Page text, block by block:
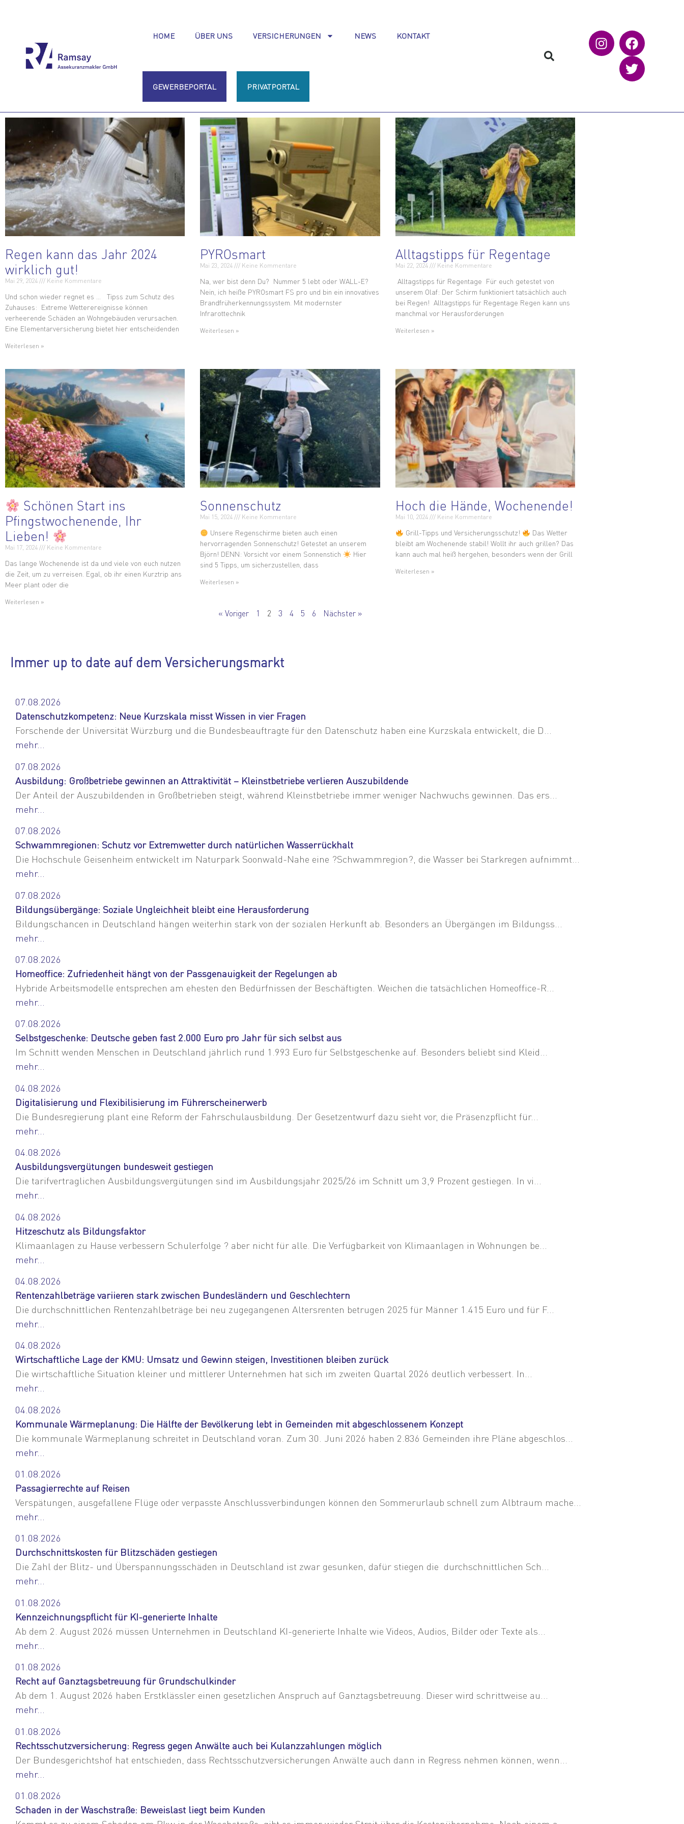
HOME ÜBER UNS VERSICHERUNGEN NEWS KONTAKT
GEWERBEPORTAL PRIVATPORTAL
Regen kann das Jahr 2024
wirklich gut!
Mai 29, 2024 Keine Kommentare
Und schon wieder regnet es … Tipss zum Schutz des
Zuhauses: Extreme Wetterereignisse können
verheerende Schäden an Wohngebäuden verursachen.
Eine Elementarversicherung bietet hier entscheidenden
Weiterlesen »
PYROsmart
Mai 23, 2024 Keine Kommentare
Na, wer bist denn Du? Nummer 5 lebt oder WALL-E?
Nein, ich heiße PYROsmart FS pro und bin ein innovatives
Brandfrüherkennungssystem. Mit modernster
Infrarottechnik
Weiterlesen »
Alltagstipps für Regentage
Mai 22, 2024 Keine Kommentare
Alltagstipps für Regentage Für euch getestet von
unserem Olaf: Der Schirm funktioniert tatsächlich auch
bei Regen! Alltagstipps für Regentage Regen kann uns
manchmal vor Herausforderungen
Weiterlesen »
Schönen Start ins
Pfingstwochenende, Ihr
Lieben!
Mai 17, 2024 Keine Kommentare
Das lange Wochenende ist da und viele von euch nutzen
die Zeit, um zu verreisen. Egal, ob ihr einen Kurztrip ans
Meer plant oder die
Weiterlesen »
Sonnenschutz
Mai 15, 2024 Keine Kommentare
Unsere Regenschirme bieten auch einen
hervorragenden Sonnenschutz! Getestet an unserem
Björn! DENN: Vorsicht vor einem Sonnenstich
Hier
sind 5 Tipps, um sicherzustellen, dass
Weiterlesen »
Hoch die Hände, Wochenende!
Mai 10, 2024 Keine Kommentare
Grill-Tipps und Versicherungsschutz!
Das Wetter
bleibt am Wochenende stabil! Wollt ihr auch grillen? Das
kann auch mal heiß hergehen, besonders wenn der Grill
Weiterlesen »
« Voriger 1 2 3 4 5 6 Nächster »
Immer up to date auf dem Versicherungsmarkt
07.08.2026
Datenschutzkompetenz: Neue Kurzskala misst Wissen in vier Fragen
Forschende der Universität Würzburg und die Bundesbeauftragte für den Datenschutz haben eine Kurzskala entwickelt, die D...
mehr...
07.08.2026
Ausbildung: Großbetriebe gewinnen an Attraktivität – Kleinstbetriebe verlieren Auszubildende
Der Anteil der Auszubildenden in Großbetrieben steigt, während Kleinstbetriebe immer weniger Nachwuchs gewinnen. Das ers...
mehr...
07.08.2026
Schwammregionen: Schutz vor Extremwetter durch natürlichen Wasserrückhalt
Die Hochschule Geisenheim entwickelt im Naturpark Soonwald-Nahe eine ?Schwammregion?, die Wasser bei Starkregen aufnimmt...
mehr...
07.08.2026
Bildungsübergänge: Soziale Ungleichheit bleibt eine Herausforderung
Bildungschancen in Deutschland hängen weiterhin stark von der sozialen Herkunft ab. Besonders an Übergängen im Bildungss...
mehr...
07.08.2026
Homeoffice: Zufriedenheit hängt von der Passgenauigkeit der Regelungen ab
Hybride Arbeitsmodelle entsprechen am ehesten den Bedürfnissen der Beschäftigten. Weichen die tatsächlichen Homeoffice-R...
mehr...
07.08.2026
Selbstgeschenke: Deutsche geben fast 2.000 Euro pro Jahr für sich selbst aus
Im Schnitt wenden Menschen in Deutschland jährlich rund 1.993 Euro für Selbstgeschenke auf. Besonders beliebt sind Kleid...
mehr...
04.08.2026
Digitalisierung und Flexibilisierung im Führerscheinerwerb
Die Bundesregierung plant eine Reform der Fahrschulausbildung. Der Gesetzentwurf dazu sieht vor, die Präsenzpflicht für...
mehr...
04.08.2026
Ausbildungsvergütungen bundesweit gestiegen
Die tarifvertraglichen Ausbildungsvergütungen sind im Ausbildungsjahr 2025/26 im Schnitt um 3,9 Prozent gestiegen. In vi...
mehr...
04.08.2026
Hitzeschutz als Bildungsfaktor
Klimaanlagen zu Hause verbessern Schulerfolge ? aber nicht für alle. Die Verfügbarkeit von Klimaanlagen in Wohnungen be...
mehr...
04.08.2026
Rentenzahlbeträge variieren stark zwischen Bundesländern und Geschlechtern
Die durchschnittlichen Rentenzahlbeträge bei neu zugegangenen Altersrenten betrugen 2025 für Männer 1.415 Euro und für F...
mehr...
04.08.2026
Wirtschaftliche Lage der KMU: Umsatz und Gewinn steigen, Investitionen bleiben zurück
Die wirtschaftliche Situation kleiner und mittlerer Unternehmen hat sich im zweiten Quartal 2026 deutlich verbessert. In...
mehr...
04.08.2026
Kommunale Wärmeplanung: Die Hälfte der Bevölkerung lebt in Gemeinden mit abgeschlossenem Konzept
Die kommunale Wärmeplanung schreitet in Deutschland voran. Zum 30. Juni 2026 haben 2.836 Gemeinden ihre Pläne abgeschlos...
mehr...
01.08.2026
Passagierrechte auf Reisen
Verspätungen, ausgefallene Flüge oder verpasste Anschlussverbindungen können den Sommerurlaub schnell zum Albtraum mache...
mehr...
01.08.2026
Durchschnittskosten für Blitzschäden gestiegen
Die Zahl der Blitz- und Überspannungsschäden in Deutschland ist zwar gesunken, dafür stiegen die durchschnittlichen Sch...
mehr...
01.08.2026
Kennzeichnungspflicht für KI-generierte Inhalte
Ab dem 2. August 2026 müssen Unternehmen in Deutschland KI-generierte Inhalte wie Videos, Audios, Bilder oder Texte als...
mehr...
01.08.2026
Recht auf Ganztagsbetreuung für Grundschulkinder
Ab dem 1. August 2026 haben Erstklässler einen gesetzlichen Anspruch auf Ganztagsbetreuung. Dieser wird schrittweise au...
mehr...
01.08.2026
Rechtsschutzversicherung: Regress gegen Anwälte auch bei Kulanzzahlungen möglich
Der Bundesgerichtshof hat entschieden, dass Rechtsschutzversicherungen Anwälte auch dann in Regress nehmen können, wenn...
mehr...
01.08.2026
Schaden in der Waschstraße: Beweislast liegt beim Kunden